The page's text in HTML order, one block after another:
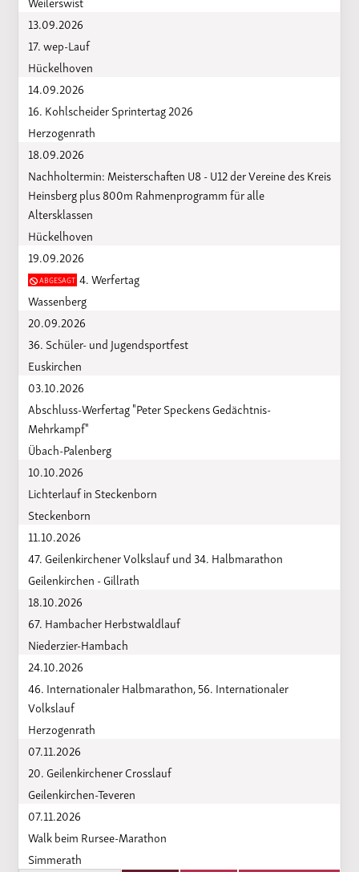
13.09.2026
17. wep-Lauf
Hückelhoven
14.09.2026
16. Kohlscheider Sprintertag 2026
Herzogenrath
18.09.2026
Nachholtermin: Meisterschaften U8 - U12 der Vereine des Kreis
Heinsberg plus 800m Rahmenprogramm für alle
Altersklassen
Hückelhoven
19.09.2026
ABGESAGT4. Werfertag
Wassenberg
20.09.2026
36. Schüler- und Jugendsportfest
Euskirchen
03.10.2026
Abschluss-Werfertag "Peter Speckens Gedächtnis-
Mehrkampf"
Übach-Palenberg
10.10.2026
Lichterlauf in Steckenborn
Steckenborn
11.10.2026
47. Geilenkirchener Volkslauf und 34. Halbmarathon
Geilenkirchen - Gillrath
18.10.2026
67. Hambacher Herbstwaldlauf
Niederzier-Hambach
24.10.2026
46. Internationaler Halbmarathon, 56. Internationaler
Volkslauf
Herzogenrath
07.11.2026
20. Geilenkirchener Crosslauf
Geilenkirchen-Teveren
07.11.2026
Walk beim Rursee-Marathon
Simmerath